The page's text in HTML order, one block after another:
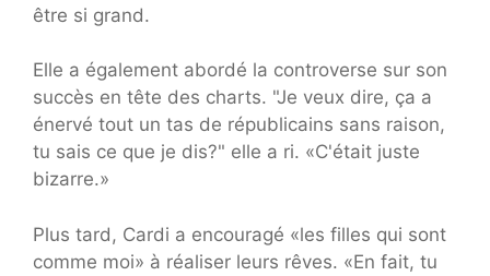
être si grand.
Elle a également abordé la controverse sur son
succès en tête des charts. "Je veux dire, ça a
énervé tout un tas de républicains sans raison,
tu sais ce que je dis?" elle a ri. «C'était juste
bizarre.»
Plus tard, Cardi a encouragé «les filles qui sont
comme moi» à réaliser leurs rêves. «En fait, tu